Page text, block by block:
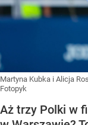
Martyna Kubka i Alicja
Fotopyk
Aż trzy Polki w